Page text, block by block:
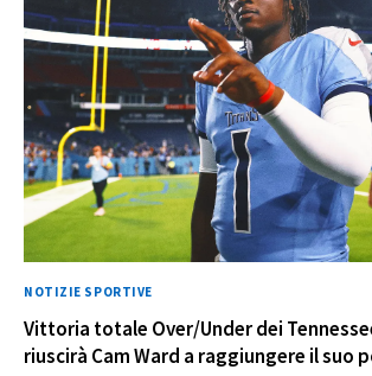
NOTIZIE SPORTIVE
Vittoria totale Over/Under dei
riuscirà Cam Ward a raggiungere il suo